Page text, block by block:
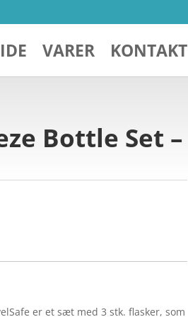
VARER KONTAKT
Bottle Set –
er et sæt med 3 stk. flasker, som